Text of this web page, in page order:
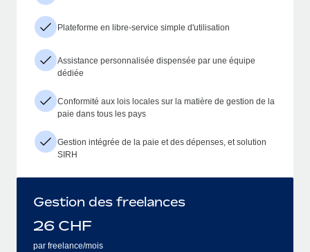
Plateforme en libre-service simple d'utilisation
Assistance personnalisée dispensée par une équipe
dédiée
Conformité aux lois locales sur la matière de gestion de la
paie dans tous les pays
Gestion intégrée de la paie et des dépenses, et solution
SIRH
Gestion des freelances
26 CHF
par freelance/mois